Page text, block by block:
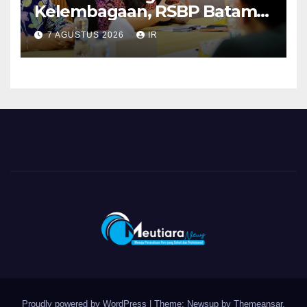
Kelembagaan, RSBP Batam
dan BPOM Pastikan
Pelayanan dan Ketersediaan
Obat Aman
7 AGUSTUS 2026 IR
Proudly powered by WordPress Theme: Newsup by Themeansar.